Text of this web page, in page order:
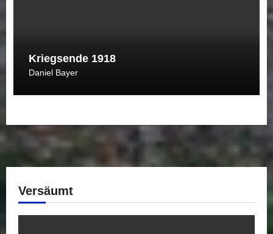
Kriegsende 1918
Daniel Bayer
Versäumt